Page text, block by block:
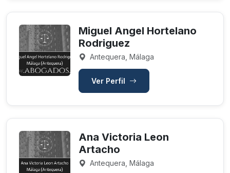
Miguel Angel Hortelano
Rodriguez
Antequera, Málaga
Ver Perfil
Ana Victoria Leon
Artacho
Antequera, Málaga